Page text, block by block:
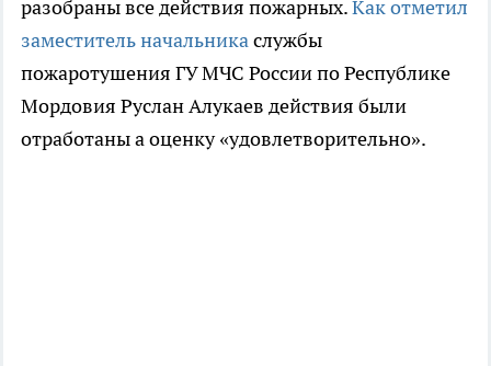
разобраны все действия пожарных.Как отметил
заместитель начальникаслужбы
пожаротушения ГУ МЧС России по Республике
Мордовия Руслан Алукаев действия были
отработаны а оценку «удовлетворительно».